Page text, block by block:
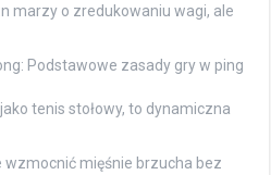
marzy o zredukowaniu wagi, ale
Podstawowe zasady gry w ping
tenis stołowy, to dynamiczna
wzmocnić mięśnie brzucha bez